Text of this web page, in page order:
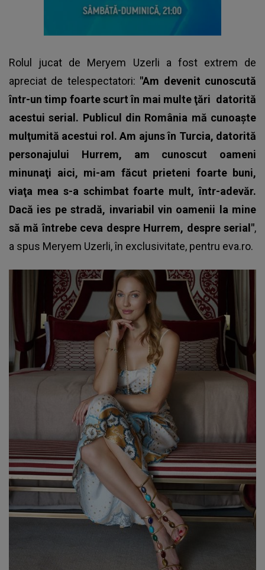
Rolul jucat de Meryem Uzerli a fost extrem de
apreciat de telespectatori: "Am devenit cunoscută
într-un timp foarte scurt în mai multe ţări datorită
acestui serial. Publicul din România mă cunoaşte
mulţumită acestui rol. Am ajuns în Turcia, datorită
personajului Hurrem, am cunoscut oameni
minunaţi aici, mi-am făcut prieteni foarte buni,
viaţa mea s-a schimbat foarte mult, într-adevăr.
Dacă ies pe stradă, invariabil vin oamenii la mine
să mă întrebe ceva despre Hurrem, despre serial",
a spus Meryem Uzerli, în exclusivitate, pentru eva.ro.